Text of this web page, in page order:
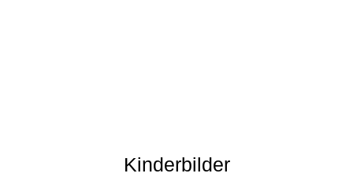
Kinderbilder